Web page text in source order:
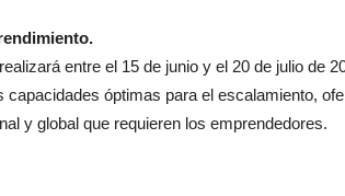
entre el 15 de junio y el 20 de julio de
capacidades óptimas para el escalamiento,
y global que requieren los emprendedores.